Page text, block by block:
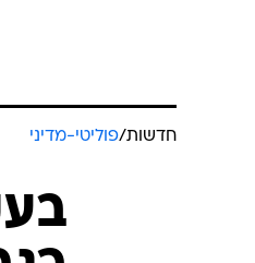
חדשות/פוליטי-מדיני